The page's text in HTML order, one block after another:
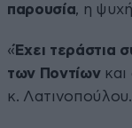
παρουσία, η
«Έχει τεράστια
των Ποντίωνκαι
κ. Λατινοπούλου.